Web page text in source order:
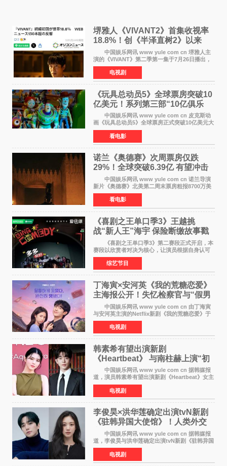
堺雅人《VIVANT2》首集收视率
18.8%！创《半泽直树2》以来
TBS周日剧场最高开局
中国娱乐网讯 www yule com cn 堺雅人主
演的《VIVANT》第二季第一集于7月26日播出，
首集收视率高达18 8%，成为自2020年《半泽直
树2》首集22%以来，TBS周日剧场最高开播收视
纪录。 考虑到
电视剧
《玩具总动员5》全球票房突破10
亿美元！系列第三部“10亿俱乐
部”达成
中国娱乐网讯 www yule com cn 皮克斯动
画《玩具总动员5》全球票房正式突破10亿美元大
关。截至上周末，该片全球累计票房已达10 22亿
美元，其中北美市场贡献4 48亿美元，中国内地
票房达2 82
看电影
诺兰《奥德赛》次周票房仅跌
29%！全球突破6.39亿 有望冲击
13亿成诺兰最卖座电影
中国娱乐网讯 www yule com cn 诺兰导演
新片《奥德赛》北美第二周末票房粗报8700万美
元（周五至周日：2600万&rarr;3460万
&rarr;2640万），较首周1 24亿美元仅下跌29
6%，走势极为强劲，远超
看电影
《喜剧之王单口季3》王越挑
战“新人王”海宇 保险断缴故事戳
中生活痛点
《喜剧之王单口季3》第二赛段正式开启，本
赛段以欣赏者对决为核心，让演员根据自身认可
选择对手，在作品碰撞中完成一次喜剧创作者之
间的交流。这里有实力相当的正面对抗，也有老
朋友、老对手之
综艺节目
丁海寅×安河英《我的荒糖恋爱》
主海报公开！失忆检察官与“假男
友”同居罗曼史来
中国娱乐网讯 www yule com cn 由丁海寅
与安河英主演的Netflix新剧《我的荒糖恋爱》于
近日公开主海报，正式进入开播倒计时。 海
报中，两人并肩站在充满怀旧气息的九津麦芽村
街道上，丁
电视剧
韩素希有望出演新剧
《Heartbeat》 与南柱赫上演“初
恋归来”奇幻罗曼史
中国娱乐网讯 www yule com cn 据韩媒报
道，演员韩素希有望出演新剧《Heartbeat》女主
角，与南柱赫合作，引发高度关注。 韩素希
在剧中饰演能够看到过去的女人洪莎朗一角，因
初恋的意外
电视剧
李俊昊×洪华莲确定出演tvN新剧
《驻韩异国大使馆》！人类外交
官与“龙”大使的奇幻
中国娱乐网讯 www yule com cn 据韩媒报
道，李俊昊与洪华莲确定出演tvN新剧《驻韩异国
大使馆》，分别担任男女主角，引发期待。
该剧讲述了一位因管理驻韩异国大使馆（负责管
理居住在大韩
电视剧